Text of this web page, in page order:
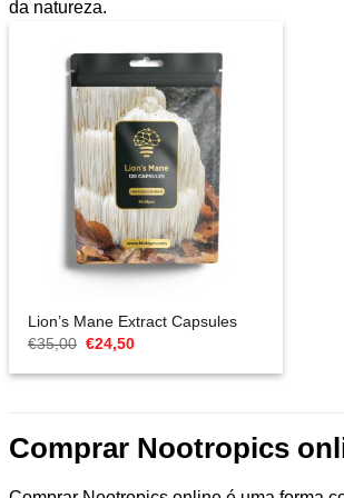
da natureza.
Lion’s Mane Extract Capsules
€35,00 O
original
€24,50O
atual
Comprar Nootropics